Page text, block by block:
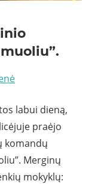
labui dieną,
praėjo
komandų
Merginų
mokyklų: